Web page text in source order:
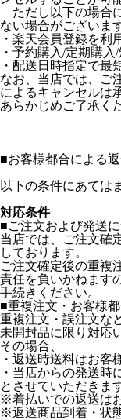
ただし以下の場合
ない場合がございま
・楽天会員登録を利
・予約購入/定期購入
・配送日時指定で最
なお、当店では、ご
によるキャンセルは
あらかじめご了承く
■お客様都合による
以下の条件にあては
対応条件
■ご注文および発送
当店では、ご注文確
しております。
ご注文確定後の重複
責任を負いかねます
手続きください。
■重複注文・お客様
重複注文・誤注文な
未開封品に限り対応
その場合、
・返送時送料はお客
・当店からの発送時
とさせていただきま
※着払いでの返送は
※返送商品到着・状